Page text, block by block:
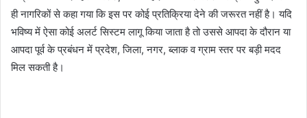
ही नागरिकों से कहा गया कि इस पर कोई प्रतिक्रिया देने की जरूरत नहीं है। यदि
भविष्य में ऐसा कोई अलर्ट सिस्टम लागू किया जाता है तो उससे आपदा के दौरान या
आपदा पूर्व के प्रबंधन में प्रदेश, जिला, नगर, ब्लाक व ग्राम स्तर पर बड़ी मदद
मिल सकती है।